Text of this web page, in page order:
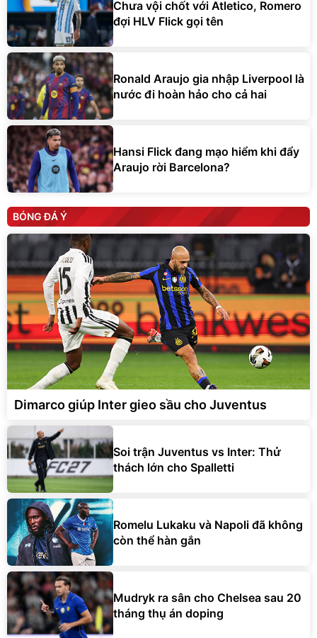
Chưa vội chốt với Atletico, Romero
đợi HLV Flick gọi tên
Ronald Araujo gia nhập Liverpool là
nước đi hoàn hảo cho cả hai
Hansi Flick đang mạo hiểm khi đẩy
Araujo rời Barcelona?
BÓNG ĐÁ Ý
Dimarco giúp Inter gieo sầu cho Juventus
Soi trận Juventus vs Inter: Thử
thách lớn cho Spalletti
Romelu Lukaku và Napoli đã không
còn thể hàn gắn
Mudryk ra sân cho Chelsea sau 20
tháng thụ án doping